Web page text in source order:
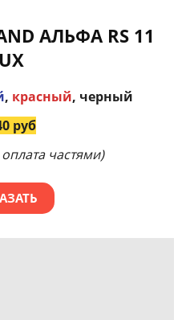
АЛЬФА RS 11
, красный, черный
руб
частями)